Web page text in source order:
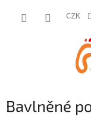
CZK
Bavlněné